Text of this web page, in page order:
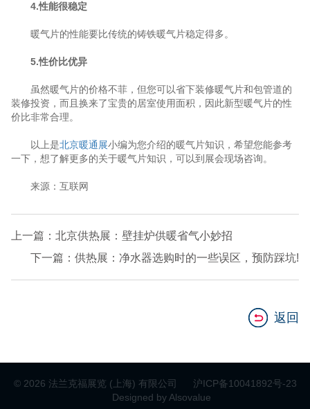
4.性能很稳定
暖气片的性能要比传统的铸铁暖气片稳定得多。
5.性价比优异
虽然暖气片的价格不菲，但您可以省下装修暖气片和包管道的
装修投资，而且换来了宝贵的居室使用面积，因此新型暖气片的性
价比非常合理。
以上是北京暖通展小编为您介绍的暖气片知识，希望您能参考
一下，想了解更多的关于暖气片知识，可以到展会现场咨询。
来源：互联网
上一篇：北京供热展：壁挂炉供暖省气小妙招
下一篇：供热展：净水器选购时的一些误区，预防踩坑!
返回
© 2026 法兰克福展览 (上海) 有限公司
沪ICP备10041892号-23
Designed by Alsovalue